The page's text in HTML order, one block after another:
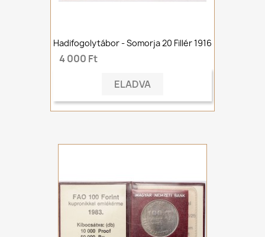
Hadifogolytábor - Somorja 20 Fillér 1916
4 000 Ft
ELADVA